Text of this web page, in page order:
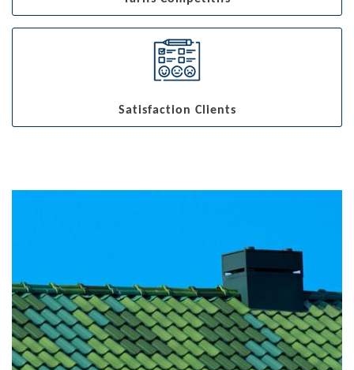
Satisfaction Clients